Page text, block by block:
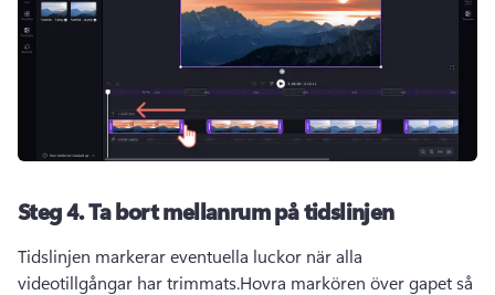
Steg 4. Ta bort mellanrum på tidslinjen
Tidslinjen markerar eventuella luckor när alla
videotillgångar har trimmats.Hovra markören över gapet så